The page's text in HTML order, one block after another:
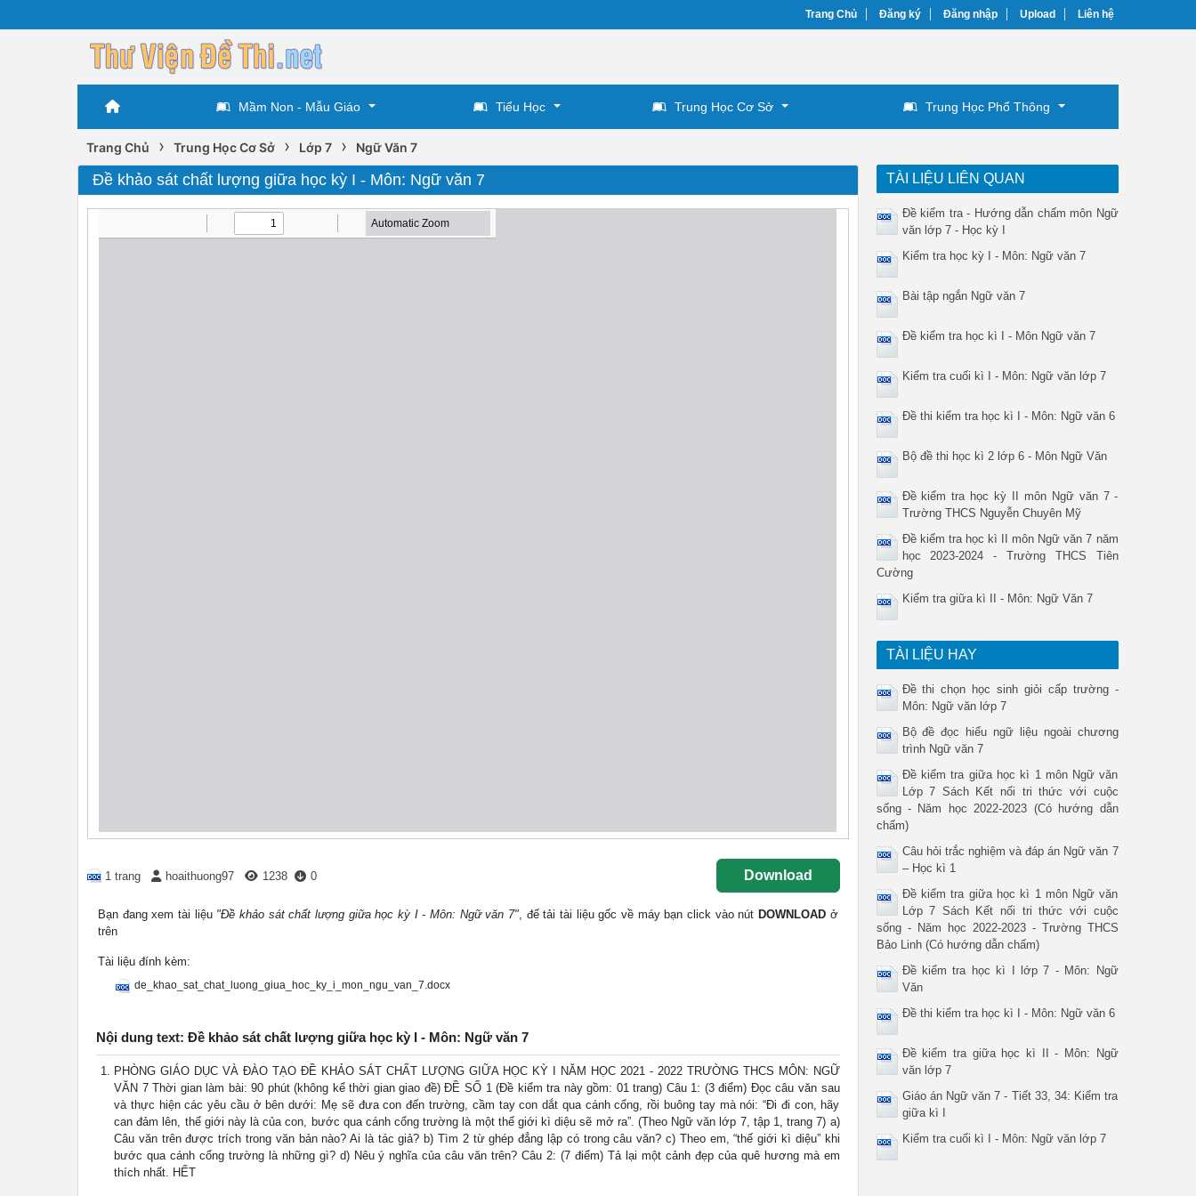
Trang Chủ Đăng ký Đăng nhập Upload Liên hệ
Mầm Non - Mẫu Giáo Tiểu Học Trung Học Cơ Sở Trung Học Phổ Thông
Trang Chủ › Trung Học Cơ Sở › Lớp 7 › Ngữ Văn 7
Đề khảo sát chất lượng giữa học kỳ I - Môn: Ngữ văn 7
1 trang hoaithuong97 1238 0 Download
Bạn đang xem tài liệu "Đề khảo sát chất lượng giữa học kỳ I - Môn: Ngữ văn 7", để tải tài liệu gốc về máy bạn click vào nút DOWNLOADở
trên
Tài liệu đính kèm:
de_khao_sat_chat_luong_giua_hoc_ky_i_mon_ngu_van_7.docx
Nội dung text: Đề khảo sát chất lượng giữa học kỳ I - Môn: Ngữ văn 7
PHÒNG GIÁO DỤC VÀ ĐÀO TẠO ĐỀ KHẢO SÁT CHẤT LƯỢNG GIỮA HỌC KỲ I NĂM HỌC 2021 - 2022 TRƯỜNG THCS MÔN: NGỮ
VĂN 7 Thời gian làm bài: 90 phút (không kể thời gian giao đề) ĐỀ SỐ 1 (Đề kiểm tra này gồm: 01 trang) Câu 1: (3 điểm) Đọc câu văn sau
và thực hiện các yêu cầu ở bên dưới: Mẹ sẽ đưa con đến trường, cầm tay con dắt qua cánh cổng, rồi buông tay mà nói: “Đi đi con, hãy
can đảm lên, thế giới này là của con, bước qua cánh cổng trường là một thế giới kì diệu sẽ mở ra”. (Theo Ngữ văn lớp 7, tập 1, trang 7) a)
Câu văn trên được trích trong văn bản nào? Ai là tác giả? b) Tìm 2 từ ghép đẳng lập có trong câu văn? c) Theo em, “thế giới kì diệu” khi
bước qua cánh cổng trường là những gì? d) Nêu ý nghĩa của câu văn trên? Câu 2: (7 điểm) Tả lại một cảnh đẹp của quê hương mà em
thích nhất. HẾT
TÀI LIỆU LIÊN QUAN
Đề kiểm tra - Hướng dẫn chấm môn Ngữ
văn lớp 7 - Học kỳ I
Kiểm tra học kỳ I - Môn: Ngữ văn 7
Bài tập ngắn Ngữ văn 7
Đề kiểm tra học kì I - Môn Ngữ văn 7
Kiểm tra cuối kì I - Môn: Ngữ văn lớp 7
Đề thi kiểm tra học kì I - Môn: Ngữ văn 6
Bộ đề thi học kì 2 lớp 6 - Môn Ngữ Văn
Đề kiểm tra học kỳ II môn Ngữ văn 7 -
Trường THCS Nguyễn Chuyên Mỹ
Đề kiểm tra học kì II môn Ngữ văn 7 năm
học 2023-2024 - Trường THCS Tiên
Cường
Kiểm tra giữa kì II - Môn: Ngữ Văn 7
TÀI LIỆU HAY
Đề thi chọn học sinh giỏi cấp trường -
Môn: Ngữ văn lớp 7
Bộ đề đọc hiểu ngữ liệu ngoài chương
trình Ngữ văn 7
Đề kiểm tra giữa học kì 1 môn Ngữ văn
Lớp 7 Sách Kết nối tri thức với cuộc
sống - Năm học 2022-2023 (Có hướng dẫn
chấm)
Câu hỏi trắc nghiệm và đáp án Ngữ văn 7
– Học kì 1
Đề kiểm tra giữa học kì 1 môn Ngữ văn
Lớp 7 Sách Kết nối tri thức với cuộc
sống - Năm học 2022-2023 - Trường THCS
Bảo Linh (Có hướng dẫn chấm)
Đề kiểm tra học kì I lớp 7 - Môn: Ngữ
Văn
Đề thi kiểm tra học kì I - Môn: Ngữ văn 6
Đề kiểm tra giữa học kì II - Môn: Ngữ
văn lớp 7
Giáo án Ngữ văn 7 - Tiết 33, 34: Kiểm tra
giữa kì I
Kiểm tra cuối kì I - Môn: Ngữ văn lớp 7